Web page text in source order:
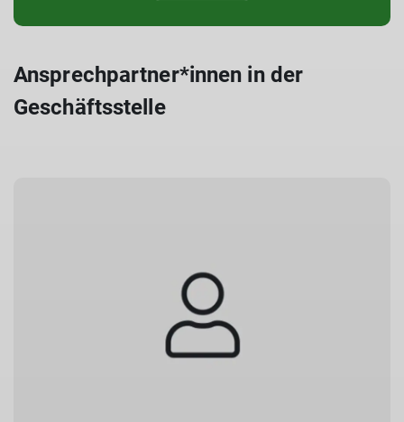
Ansprechpartner*innen in der
Geschäftsstelle